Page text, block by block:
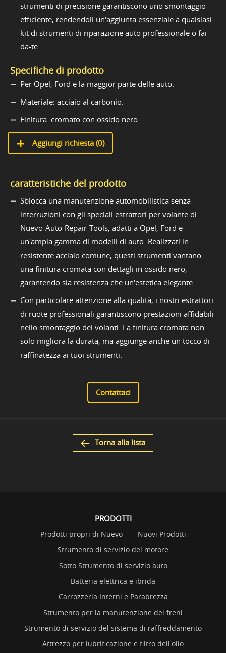
strumenti di precisione garantiscono uno smontaggio
efficiente, rendendoli un'aggiunta essenziale a qualsiasi
kit di strumenti di riparazione auto professionale o fai-
da-te.
Specifiche di prodotto
Per Opel, Ford e la maggior parte delle auto.
Materiale: acciaio al carbonio.
Finitura: cromato con ossido nero.
Aggiungi richiesta (0)
caratteristiche del prodotto
Sblocca una manutenzione automobilistica senza
interruzioni con gli speciali estrattori per volante di
Nuevo-Auto-Repair-Tools, adatti a Opel, Ford e
un'ampia gamma di modelli di auto. Realizzati in
resistente acciaio comune, questi strumenti vantano
una finitura cromata con dettagli in ossido nero,
garantendo sia resistenza che un'estetica elegante.
Con particolare attenzione alla qualità, i nostri estrattori
di ruote professionali garantiscono prestazioni affidabili
nello smontaggio dei volanti. La finitura cromata non
solo migliora la durata, ma aggiunge anche un tocco di
raffinatezza ai tuoi strumenti.
Contattaci
Torna alla lista
PRODOTTI
Prodotti propri di Nuevo
Nuovi Prodotti
Strumento di servizio del motore
Sotto Strumento di servizio auto
Batteria elettrica e ibrida
Carrozzeria Interni e Parabrezza
Strumento per la manutenzione dei freni
Strumento di servizio del sistema di raffreddamento
Attrezzo per lubrificazione e filtro dell'olio